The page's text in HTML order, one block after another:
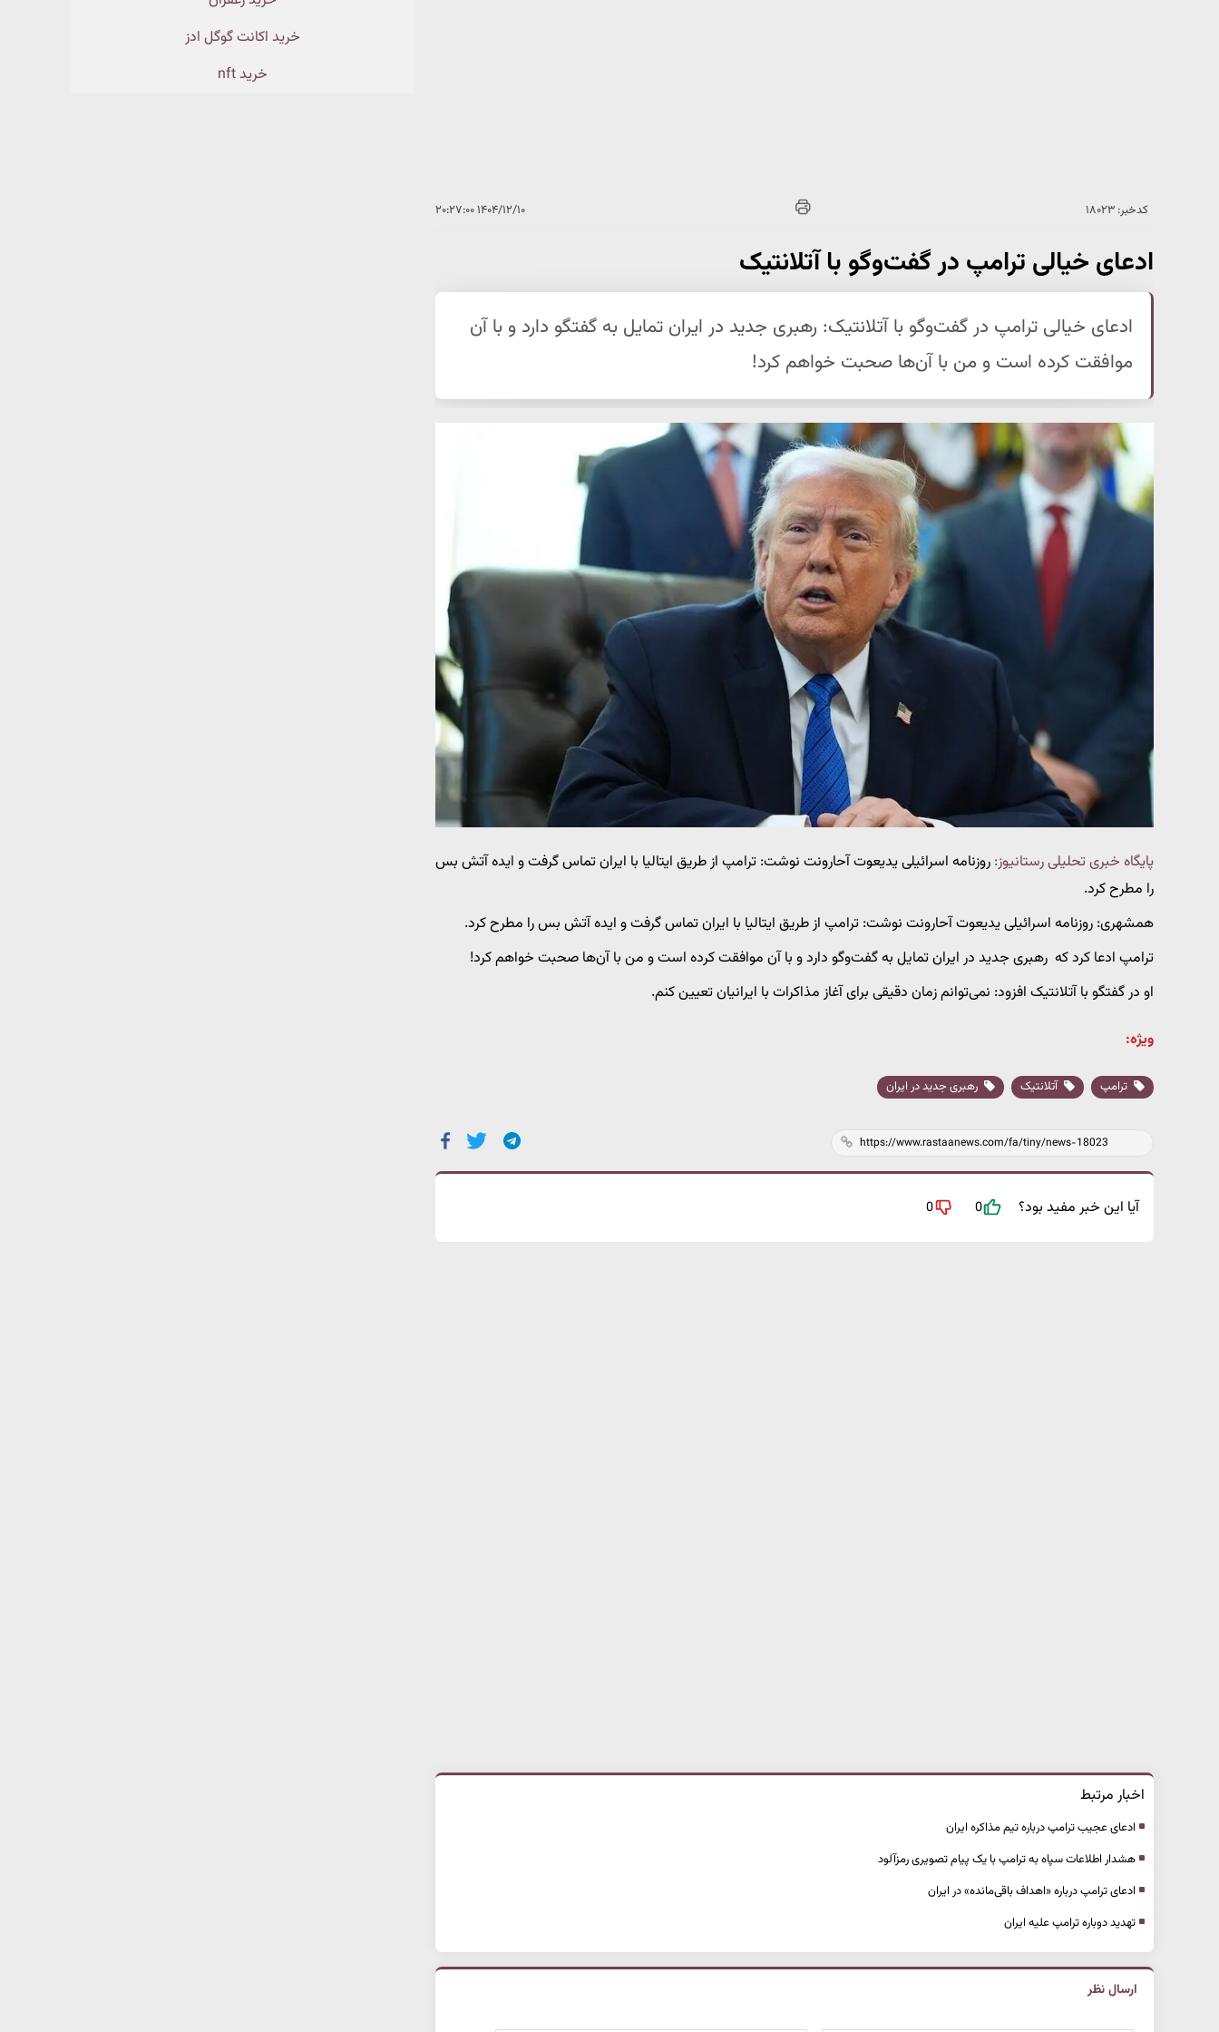
کدخبر: ۱۸۰۲۳ ۱۴۰۴/۱۲/۱۰ ۲۰:۲۷:۰۰
ادعای خیالی ترامپ در گفت‌وگو با آتلانتیک
ادعای خیالی ترامپ در گفت‌وگو با آتلانتیک: رهبری جدید در ایران تمایل به گفتگو دارد و با آن
موافقت کرده است و من با آن‌ها صحبت خواهم کرد!
پایگاه خبری تحلیلی رستانیوز: روزنامه اسرائیلی یدیعوت آحارونت نوشت: ترامپ از طریق ایتالیا با ایران تماس گرفت و ایده آتش بس
را مطرح کرد.
همشهری: روزنامه اسرائیلی یدیعوت آحارونت نوشت: ترامپ از طریق ایتالیا با ایران تماس گرفت و ایده آتش بس را مطرح کرد.
ترامپ ادعا کرد که رهبری جدید در ایران تمایل به گفت‌وگو دارد و با آن موافقت کرده است و من با آن‌ها صحبت خواهم کرد!
او در گفتگو با آتلانتیک افزود: نمی‌توانم زمان دقیقی برای آغاز مذاکرات با ایرانیان تعیین کنم.
ویژه:
ترامپ آتلانتیک رهبری جدید در ایران
آیا این خبر مفید بود؟ 0
0
اخبار مرتبط
ادعای عجیب ترامپ درباره تیم مذاکره ایران
هشدار اطلاعات سپاه‌ به ترامپ‌ با یک پیام تصویری رمزآلود
ادعای ترامپ درباره «اهداف باقی‌مانده» در ایران
تهدید دوباره ترامپ علیه ایران
ارسال نظر
خرید اکانت گوگل ادز
خرید nft